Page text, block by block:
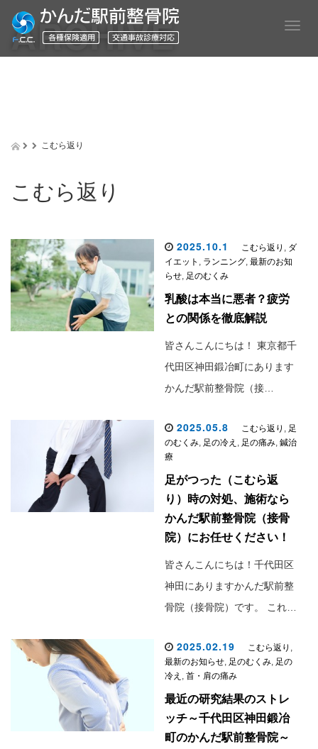
T
g
ARCHIVE
こむら返り
こむら返り
2025.10.1 こむら返り , ダ
イエット , ランニング, 最新のお知
らせ, 足のむくみ
乳酸は本当に悪者？疲労
との関係を徹底解説
皆さんこんにちは！ 東京都千
代田区神田鍛冶町にあります
かんだ駅前整骨院（接…
2025.05.8 こむら返り , 足
のむくみ, 足の冷え , 足の痛み, 鍼治
療
足がつった（こむら返
り）時の対処、施術なら
かんだ駅前整骨院（接骨
院）にお任せください！
皆さんこんにちは！千代田区
神田にありますかんだ駅前整
骨院（接骨院）です。 これ…
2025.02.19 こむら返り ,
最新のお知らせ, 足のむくみ, 足の
冷え , 首・肩の痛み
最近の研究結果のストレ
ッチ～千代田区神田鍛冶
町のかんだ駅前整骨院～